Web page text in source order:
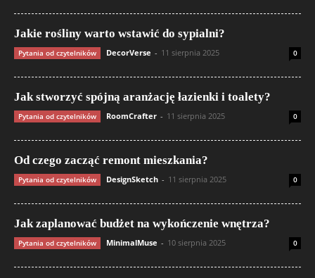
Jakie rośliny warto wstawić do sypialni?
Pytania od czytelników DecorVerse - 11 sierpnia 2025 0
Jak stworzyć spójną aranżację łazienki i toalety?
Pytania od czytelników RoomCrafter - 11 sierpnia 2025 0
Od czego zacząć remont mieszkania?
Pytania od czytelników DesignSketch - 11 sierpnia 2025 0
Jak zaplanować budżet na wykończenie wnętrza?
Pytania od czytelników MinimalMuse - 10 sierpnia 2025 0